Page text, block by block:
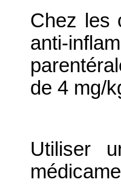
Chez les
anti-
de 4 mg/
Utiliser